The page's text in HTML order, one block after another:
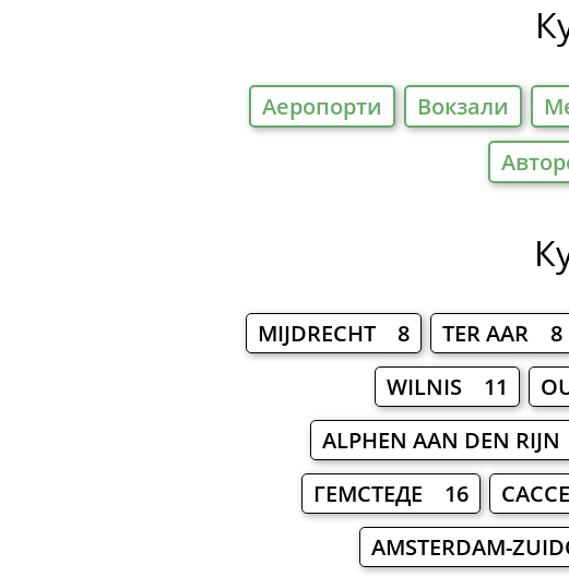
Аеропорти Вокзали
MIJDRECHT 8 TER AAR 8
WILNIS 11
ALPHEN AAN DEN
ГЕМСТЕДЕ 16
AMSTERDAM-